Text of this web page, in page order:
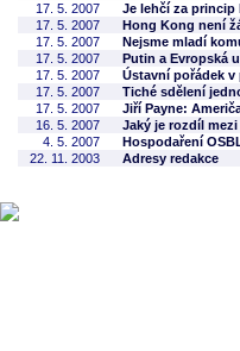
17. 5. 2007
Je lehčí za
17. 5. 2007
Hong Kong není
17. 5. 2007
Nejsme mladí
17. 5. 2007
Putin a Evropská
17. 5. 2007
Ústavní pořádek
17. 5. 2007
Tiché sdělení
17. 5. 2007
Jiří Payne:
16. 5. 2007
Jaký je rozdíl
4. 5. 2007
Hospodaření
22. 11. 2003
Adresy redakce